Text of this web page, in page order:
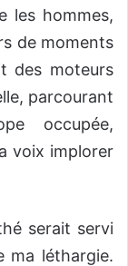
les hommes,
de moments
des moteurs
parcourant
occupée,
voix implorer
serait servi
ma léthargie.